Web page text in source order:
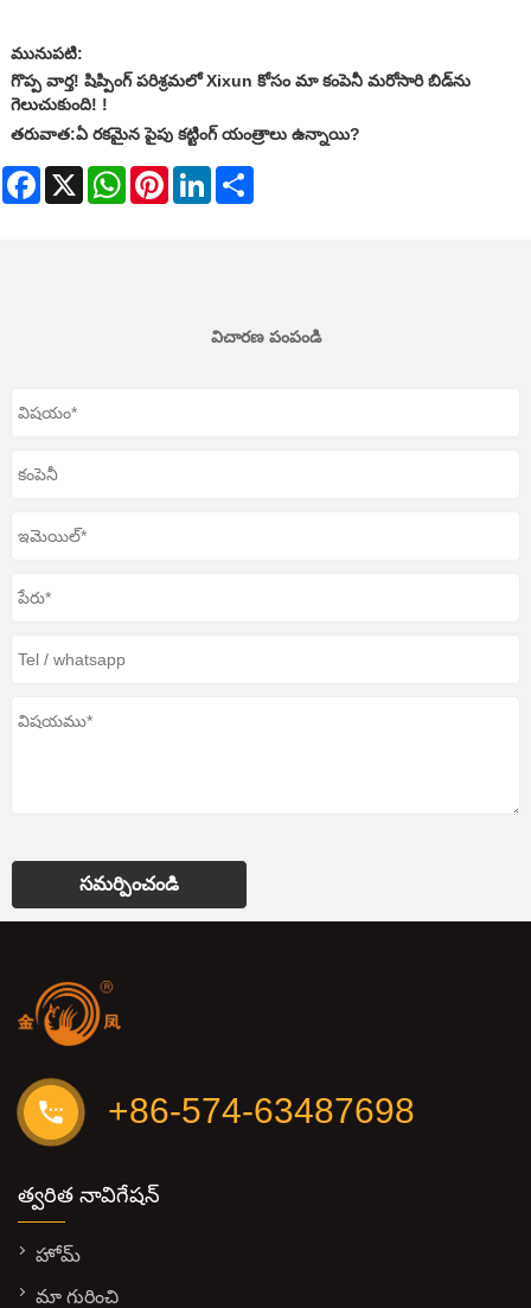
మునుపటి:
గొప్ప వార్త! షిప్పింగ్ పరిశ్రమలో Xixun కోసం మా కంపెనీ మరోసారి బిడ్‌ను
గెలుచుకుంది! !
తరువాత:ఏ రకమైన పైపు కట్టింగ్ యంత్రాలు ఉన్నాయి?
Facebook
X WhatsAppPinterestLinkedIn
విచారణ పంపండి
సమర్పించండి
+86-574-63487698
త్వరిత నావిగేషన్
హోమ్
మా గురించి